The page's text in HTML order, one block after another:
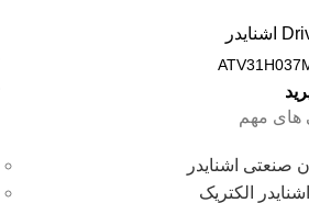
مهم
صنعتی اشنایدر
الکتریک